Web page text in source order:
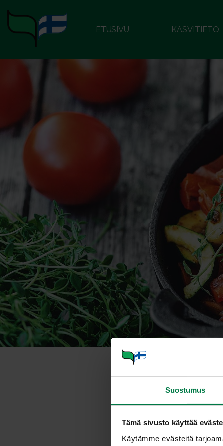
Suostumus
Tämä sivusto käyttää
Käytämme evästeitä
ETUSIVU KASVITIETO